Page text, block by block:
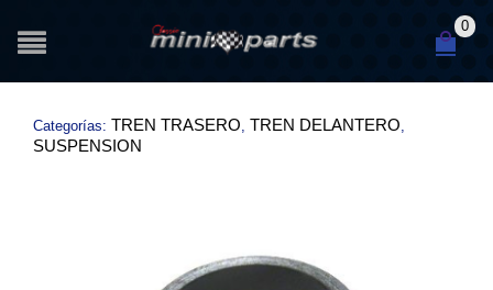
0
Categorías: TREN TRASERO TREN DELANTERO
SUSPENSION